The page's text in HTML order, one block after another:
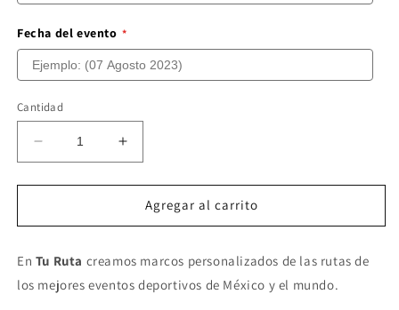
Fecha del evento
Cantidad
Reducir
cantidad
para
POWERADE
2017
Aumentar
cantidad
para
MARATÓN
POWERADE
2017
Agregar al carrito
En Tu Ruta creamos marcos personalizados de las rutas de
los mejores eventos deportivos de México y el mundo.